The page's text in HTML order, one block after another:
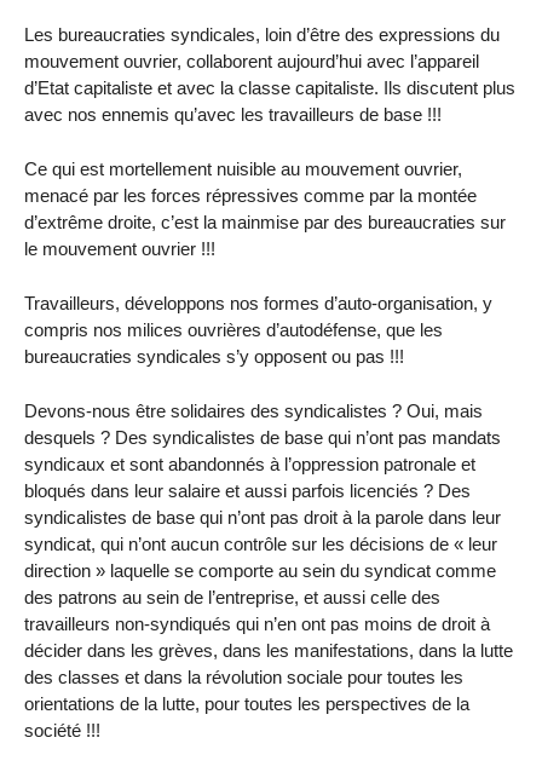
Les bureaucraties syndicales, loin d’être des expressions du
mouvement ouvrier, collaborent aujourd’hui avec l’appareil
d’Etat capitaliste et avec la classe capitaliste. Ils discutent plus
avec nos ennemis qu’avec les travailleurs de base !!!
Ce qui est mortellement nuisible au mouvement ouvrier,
menacé par les forces répressives comme par la montée
d’extrême droite, c’est la mainmise par des bureaucraties sur
le mouvement ouvrier !!!
Travailleurs, développons nos formes d’auto-organisation, y
compris nos milices ouvrières d’autodéfense, que les
bureaucraties syndicales s’y opposent ou pas !!!
Devons-nous être solidaires des syndicalistes ? Oui, mais
desquels ? Des syndicalistes de base qui n’ont pas mandats
syndicaux et sont abandonnés à l’oppression patronale et
bloqués dans leur salaire et aussi parfois licenciés ? Des
syndicalistes de base qui n’ont pas droit à la parole dans leur
syndicat, qui n’ont aucun contrôle sur les décisions de « leur
direction » laquelle se comporte au sein du syndicat comme
des patrons au sein de l’entreprise, et aussi celle des
travailleurs non-syndiqués qui n’en ont pas moins de droit à
décider dans les grèves, dans les manifestations, dans la lutte
des classes et dans la révolution sociale pour toutes les
orientations de la lutte, pour toutes les perspectives de la
société !!!